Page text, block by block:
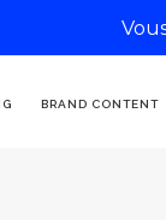
BRAND CONTENT